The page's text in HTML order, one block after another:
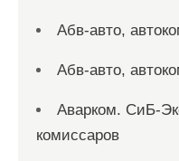
Абв-авто,
Абв-авто,
Аварком. СиБ-
комиссаров